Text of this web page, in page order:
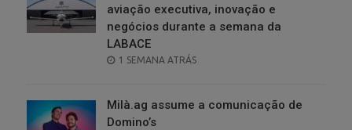
aviação executiva, inovação e
negócios durante a semana da
LABACE
POSTED
1 SEMANA ATRÁS
Milà.ag assume a comunicação de
Domino’s